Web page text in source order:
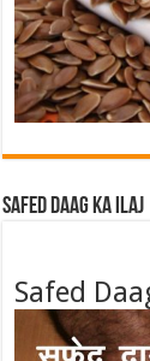
Safed Daag ka ilaj
Safed